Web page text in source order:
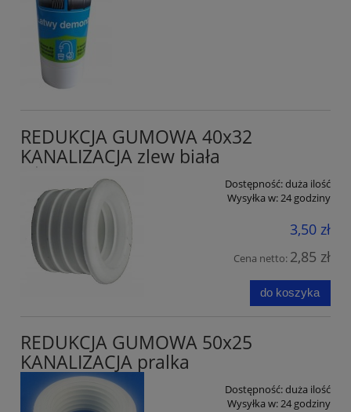
REDUKCJA GUMOWA 40x32
KANALIZACJA zlew biała
Dostępność:duża ilość
Wysyłka w:24 godziny
3,50 zł
Cena netto: 2,85 zł
do koszyka
REDUKCJA GUMOWA 50x25
KANALIZACJA pralka
Dostępność:duża ilość
Wysyłka w:24 godziny